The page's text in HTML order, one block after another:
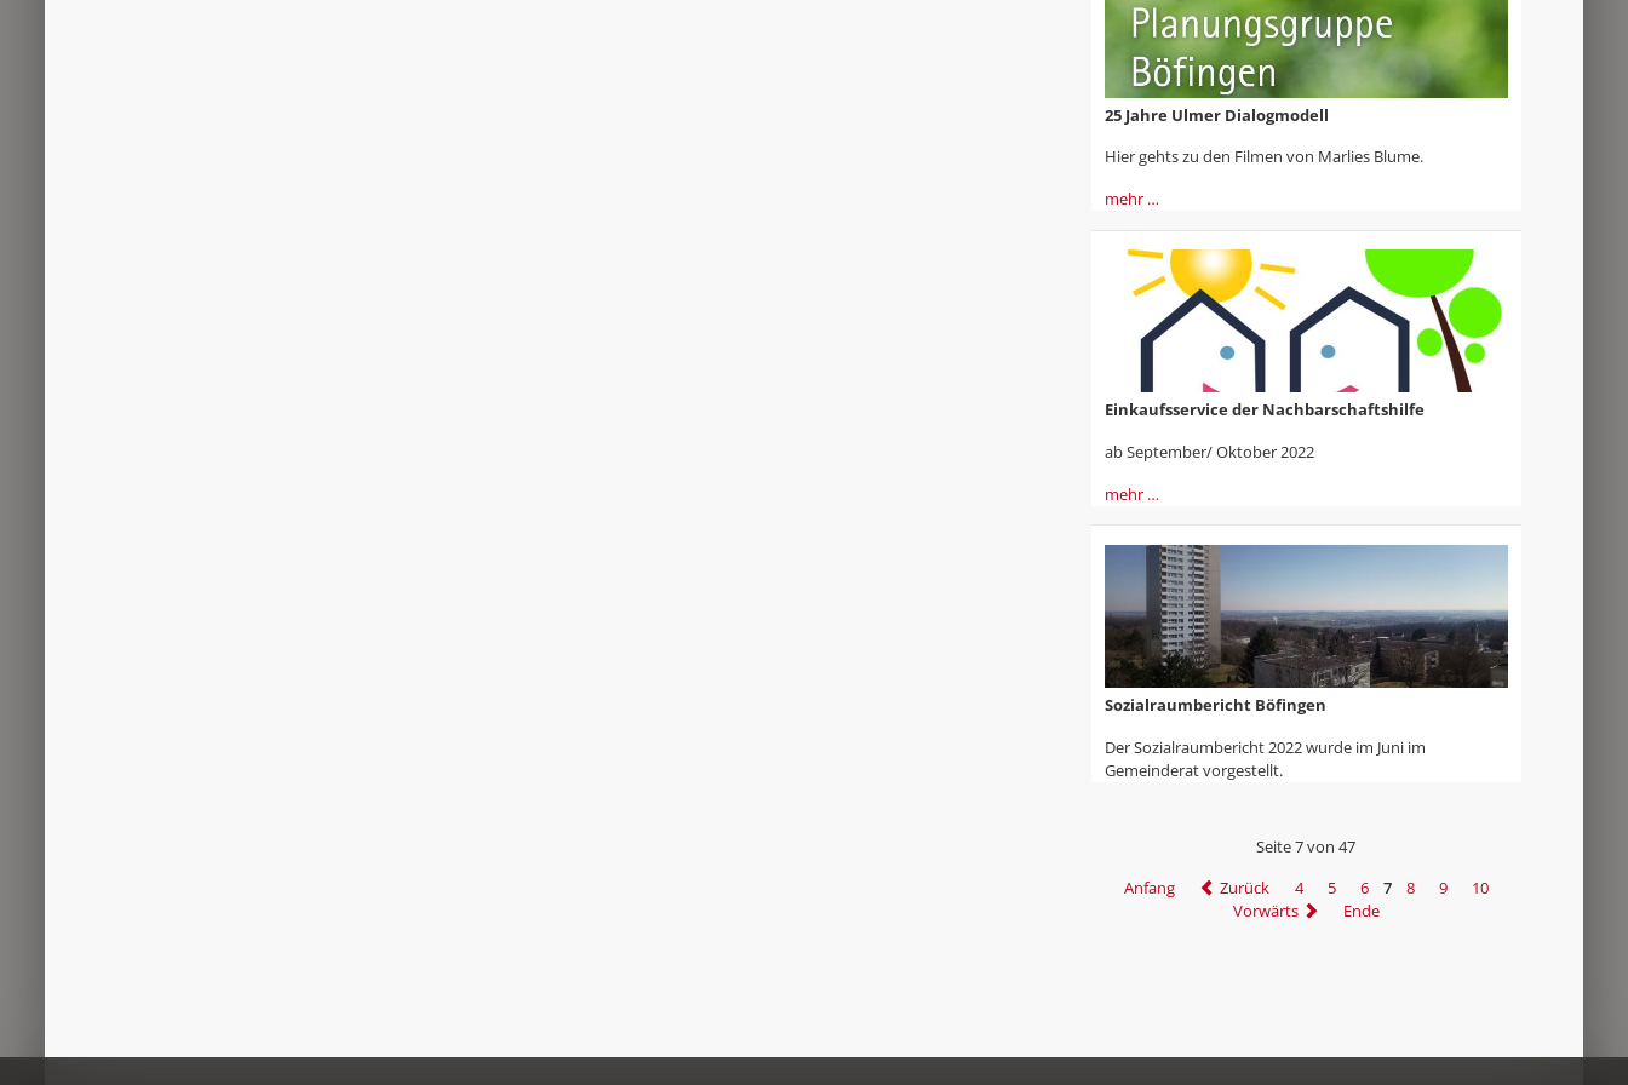
25 Jahre Ulmer Dialogmodell
Hier gehts zu den Filmen von Marlies Blume.
mehr …
Einkaufsservice der Nachbarschaftshilfe
ab September/ Oktober 2022
mehr …
Sozialraumbericht Böfingen
Der Sozialraumbericht 2022 wurde im Juni im
Gemeinderat vorgestellt.
Seite 7 von 47
Anfang
Zurück 4 5 6 7 8 9
10
Vorwärts
Ende